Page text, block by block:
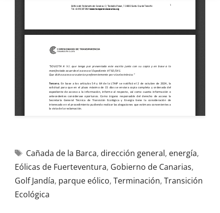
Cañada de la Barca, dirección general, energía,
Eólicas de Fuerteventura, Gobierno de Canarias,
Golf Jandía, parque eólico, Terminación, Transición
Ecológica